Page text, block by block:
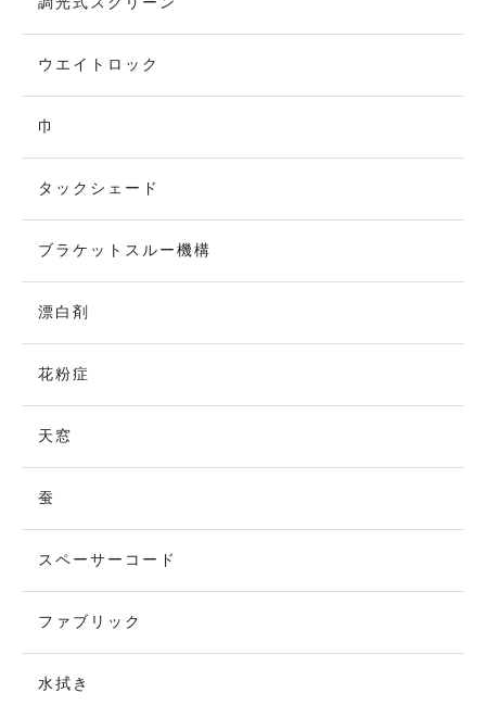
ウエイトロック
巾
タックシェード
ブラケットスルー機構
漂白剤
花粉症
天窓
蚕
スペーサーコード
ファブリック
水拭き